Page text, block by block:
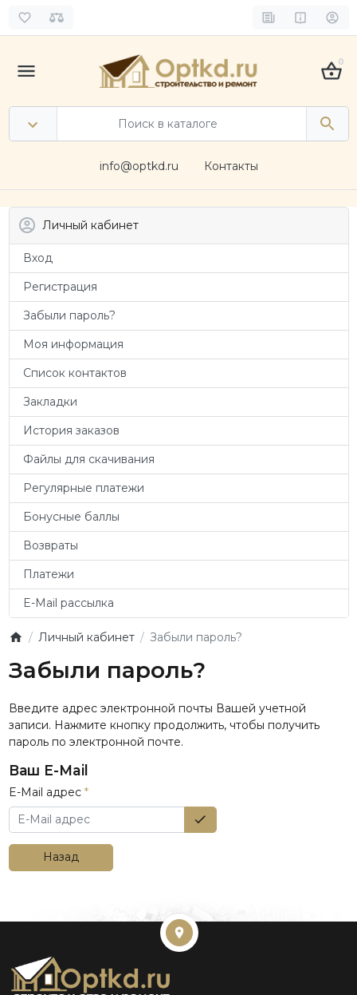
0
info@optkd.ru Контакты
Личный кабинет
Вход
Регистрация
Забыли пароль?
Моя информация
Список контактов
Закладки
История заказов
Файлы для скачивания
Регулярные платежи
Бонусные баллы
Возвраты
Платежи
E-Mail рассылка
Личный кабинет Забыли пароль?
Забыли пароль?
Введите адрес электронной почты Вашей учетной
записи. Нажмите кнопку продолжить, чтобы получить
пароль по электронной почте.
Ваш E-Mail
E-Mail адрес
Назад